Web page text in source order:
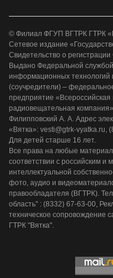
© Филиал ФГУП ВГТРК ГТРК
Сетевое издание
Свидетельство о
Выдано Федеральной
информационных технологий
(соучредители) –
предприятие «Всероссийская
радиовещательная
Филипповский А. А. Адрес
«Вятка»: vesti@gtrk-vyatka.ru,
Для детей старше 16 лет.
Все права на любые
соответствии с российским
интеллектуальной
фото, аудио и
правообладателя (ВГТРК).
область" : (8332) 67-63-00,
техническое сопровождение
ГТРК "Вятка".